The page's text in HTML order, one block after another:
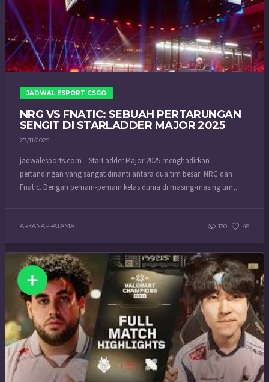
JADWAL ESPORT CSGO
NRG VS FNATIC: SEBUAH PERTARUNGAN
SENGIT DI STARLADDER MAJOR 2025
27/11/2025
jadwalesports.com – StarLadder Major 2025 menghadirkan
pertandingan yang sangat dinanti antara dua tim besar: NRG dan
Fnatic. Dengan pemain-pemain kelas dunia di masing-masing tim,...
ARKANAPRATAMA 130 45